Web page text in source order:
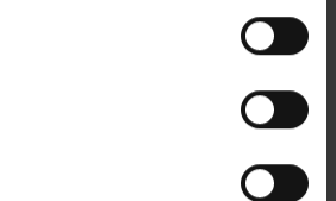
s) toe. De OM3-standaard biedt
10 Gigabit Ethernet op
multimode-glasvezeloptiek
waarmee een snelheid van